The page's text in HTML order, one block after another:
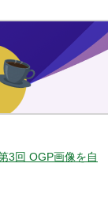
3回 OGP画像を自